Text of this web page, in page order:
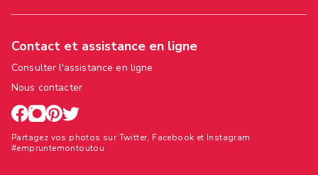
Contact et assistance en ligne
Consulter l'assistance en ligne
Nous contacter
Partagez vos photos sur Twitter, Facebook et Instagram
#empruntemontoutou